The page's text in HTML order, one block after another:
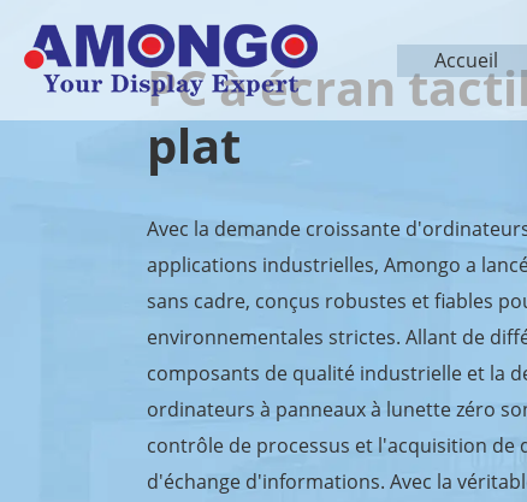
Accueil
PC à écran
plat
Avec la demande croissante
applications industrielles, Amongo a
sans cadre, conçus robustes et fiables
environnementales strictes. Allant de
composants de qualité industrielle et la
ordinateurs à panneaux à lunette zéro
contrôle de processus et l'acquisition
d'échange d'informations. Avec la